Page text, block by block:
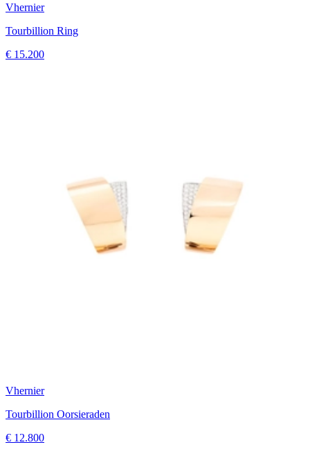
Vhernier
Tourbillion Ring
€ 15.200
Vhernier
Tourbillion Oorsieraden
€ 12.800